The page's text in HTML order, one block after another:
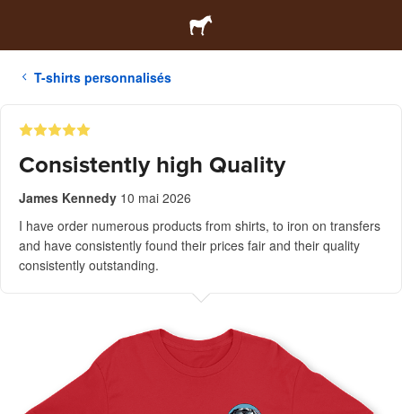
T-shirts personnalisés
Consistently high Quality
James Kennedy 10 mai 2026
I have order numerous products from shirts, to iron on transfers
and have consistently found their prices fair and their quality
consistently outstanding.